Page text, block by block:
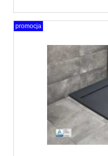
promocja